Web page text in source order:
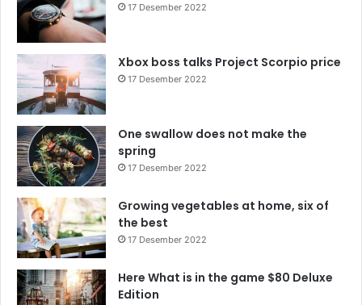
17 Desember 2022
Xbox boss talks Project Scorpio price
17 Desember 2022
One swallow does not make the
spring
17 Desember 2022
Growing vegetables at home, six of
the best
17 Desember 2022
Here What is in the game $80 Deluxe
Edition